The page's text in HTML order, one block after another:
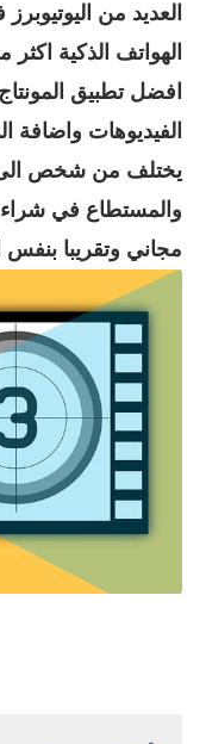
العديد من
الهواتف الذكية
افضل تطبيق
الفيديوهات واضافة
يختلف من شخص
والمستطاع في شراء
مجاني وتقريبا بنفس